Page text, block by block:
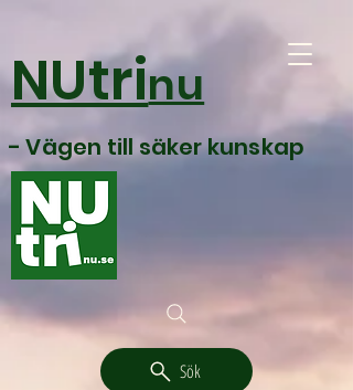
NUtrinu
- Vägen till säker kunskap
Sök